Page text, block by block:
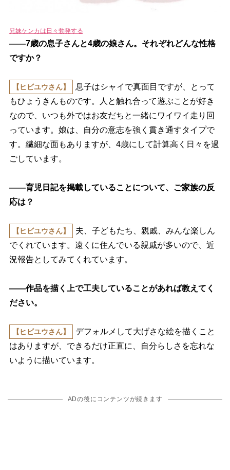
兄妹ケンカは日々勃発する
――7歳の息子さんと4歳の娘さん。それぞれどんな性格
ですか？
【ヒビユウさん】
息子はシャイで真面目ですが、とって
もひょうきんものです。人と触れ合って遊ぶことが好き
なので、いつも外ではお友だちと一緒にワイワイ走り回
っています。娘は、自分の意志を強く貫き通すタイプで
す。繊細な面もありますが、4歳にして計算高く日々を過
ごしています。
――育児日記を掲載していることについて、ご家族の反
応は？
【ヒビユウさん】
夫、子どもたち、親戚、みんな楽しん
でくれています。遠くに住んでいる親戚が多いので、近
況報告としてみてくれています。
――作品を描く上で工夫していることがあれば教えてく
ださい。
【ヒビユウさん】
デフォルメして大げさな絵を描くこと
はありますが、できるだけ正直に、自分らしさを忘れな
いように描いています。
ADの後にコンテンツが続きます